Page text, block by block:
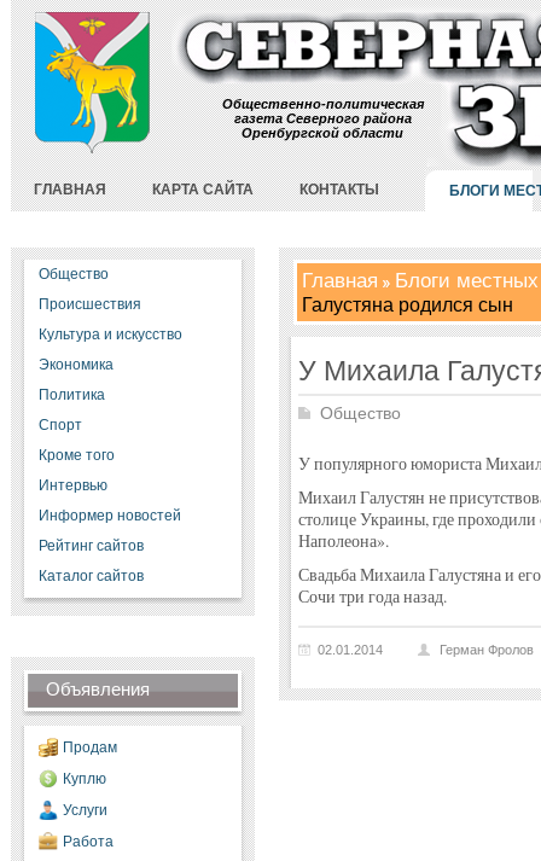
Общественно-политическая
газета Северного района
Оренбургской области
ГЛАВНАЯ КАРТА САЙТА КОНТАКТЫ БЛОГИ
Общество
Происшествия
Культура и искусство
Экономика
Политика
Спорт
Кроме того
Интервью
Информер новостей
Рейтинг сайтов
Каталог сайтов
Объявления
Продам
Куплю
Услуги
Работа
Главная Блоги
Галустяна родился сын
У Михаила
Общество
У популярного юмориста
Михаил Галустян не
столице Украины, где
Наполеона».
Свадьба Михаила Галустяна и
Сочи три года назад.
02.01.2014 Герман Фролов